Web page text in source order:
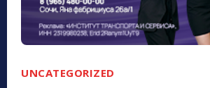
UNCATEGORIZED